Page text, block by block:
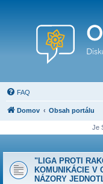
FAQ
Domov Obsah portálu
Je
"LIGA PROTI
KOMUNIKÁCIE V
NÁZORY